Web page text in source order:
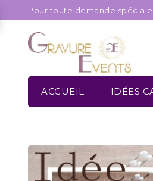
Pour toute demande
ACCUEIL IDÉES